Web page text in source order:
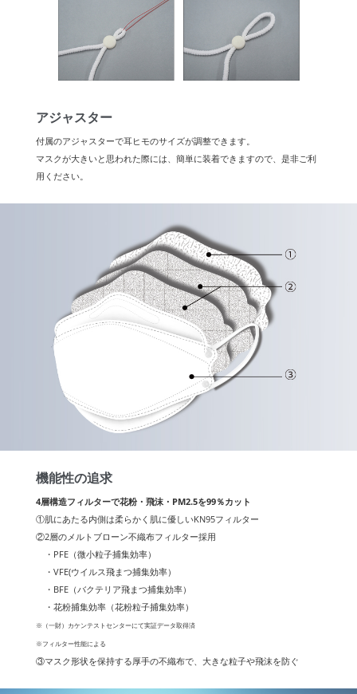
アジャスター
付属のアジャスターで耳ヒモのサイズが調整できます。
マスクが大きいと思われた際には、簡単に装着できますので、是非ご利
用ください。
機能性の追求
4層構造フィルターで花粉・飛沫・PM2.5を99％カット
①肌にあたる内側は柔らかく肌に優しいKN95フィルター
②2層のメルトブローン不織布フィルター採用
・PFE（微小粒子捕集効率）
・VFE(ウイルス飛まつ捕集効率）
・BFE（バクテリア飛まつ捕集効率）
・花粉捕集効率（花粉粒子捕集効率）
※（一財）カケンテストセンターにて実証データ取得済
※フィルター性能による
③マスク形状を保持する厚手の不織布で、大きな粒子や飛沫を防ぐ